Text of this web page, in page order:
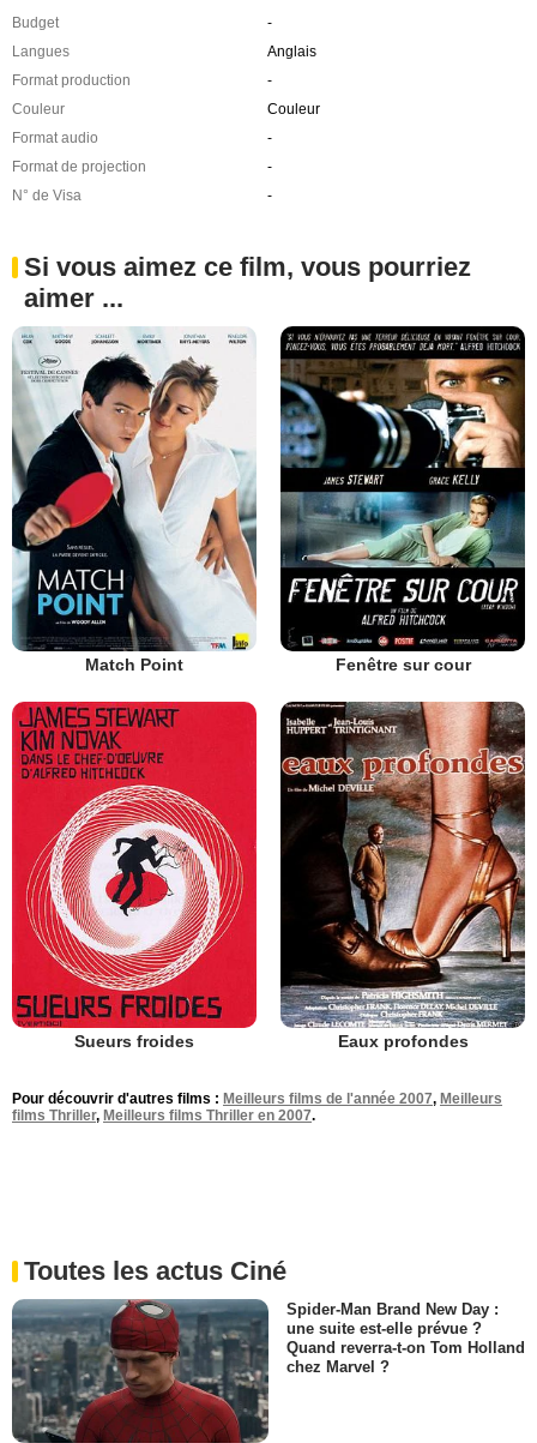
Budget
-
Langues
Anglais
Format production
-
Couleur
Couleur
Format audio
-
Format de projection
-
N° de Visa
-
Si vous aimez ce film, vous pourriez
aimer ...
Match Point Fenêtre sur cour
Sueurs froides Eaux profondes
Pour découvrir d'autres films : Meilleurs films de l'année 2007, Meilleurs
films Thriller, Meilleurs films Thriller en 2007.
Toutes les actus Ciné
Spider-Man Brand New Day :
une suite est-elle prévue ?
Quand reverra-t-on Tom Holland
chez Marvel ?